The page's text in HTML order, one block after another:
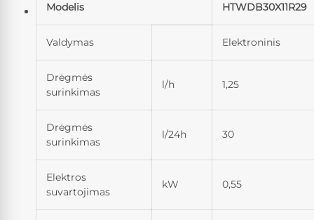
Modelis HTWDB30X11R29
Valdymas Elektroninis
Drėgmės
surinkimas
l/h 1,25
Drėgmės
surinkimas
l/24h 30
Elektros
suvartojimas
kW 0,55